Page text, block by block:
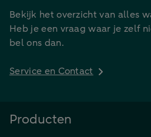
Bekijk het overzicht van alles
Heb je een vraag waar je zelf
bel ons dan.
Service en Contact
Producten